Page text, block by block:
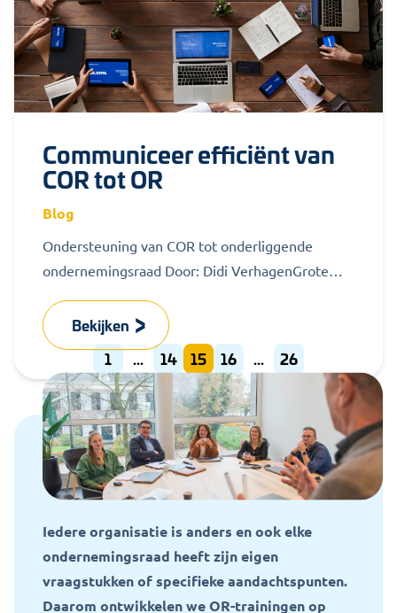
Communiceer efficiënt van
COR tot OR
Blog
Ondersteuning van COR tot onderliggende
ondernemingsraad Door: Didi VerhagenGrote
ondernemingsraad. Vaak zien we een...
Bekijken
1
... 14 15 16 ... 26
Iedere organisatie is anders en ook elke
ondernemingsraad heeft zijn eigen
vraagstukken of specifieke aandachtspunten.
Daarom ontwikkelen we OR-trainingen op